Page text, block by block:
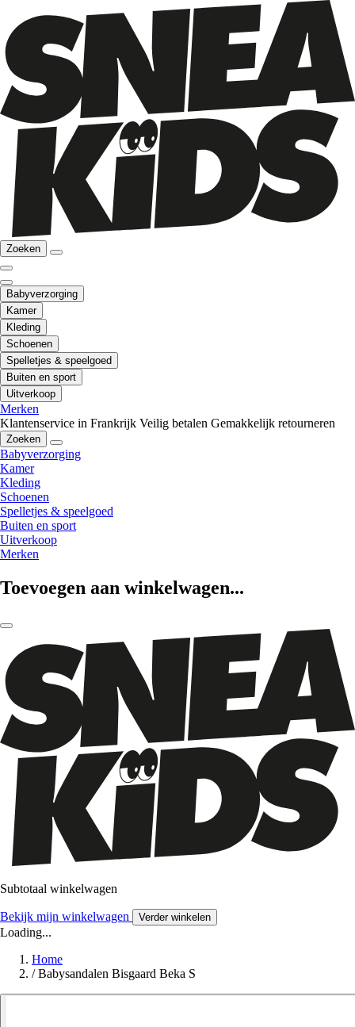
Zoeken
Babyverzorging
Kamer
Kleding
Schoenen
Spelletjes & speelgoed
Buiten en sport
Uitverkoop
Merken
Klantenservice in Frankrijk Veilig betalen Gemakkelijk retourneren
Zoeken
Babyverzorging
Kamer
Kleding
Schoenen
Spelletjes & speelgoed
Buiten en sport
Uitverkoop
Merken
Toevoegen aan winkelwagen...
Subtotaal winkelwagen
Bekijk mijn winkelwagen Verder winkelen
Loading...
Home
/ Babysandalen Bisgaard Beka S